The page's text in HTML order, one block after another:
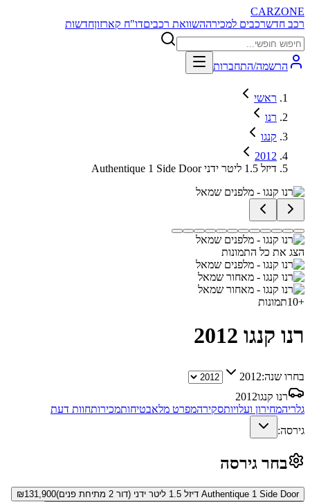
CARZONE
רכב חדשרכבים למכירההשוואת רכביםדו"ח קארזוןחדשות
הרשמה/התחברות
ראשי
רנו
קנגו
2012
Authentique 1 Side Door דיזל 1.5 ליטר ידני
הצג את כל התמונות
+
10תמונות
רנו קנגו 2012
בחרו שנה:2012
רנו קנגו2012
גלריהמחירון ועלויותסקירהמפרט מלאבטיחותמכירותחוות דעת
גירסה:
בחר גירסה
Authentique 1 Side Door דיזל 1.5 ליטר ידני (דור 2 מתיחת פנים) ₪131,900